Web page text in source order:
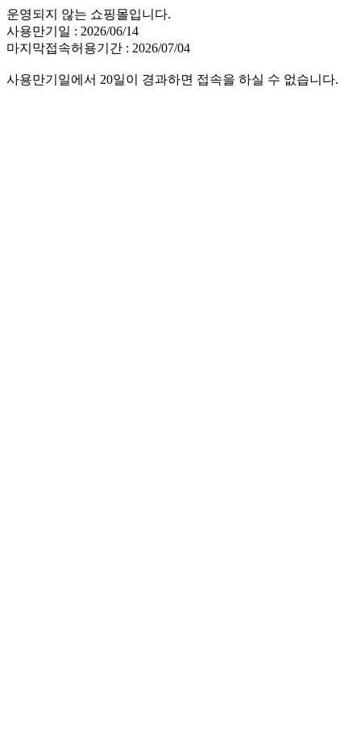
운영되지 않는 쇼핑몰입니다.
사용만기일 : 2026/06/14
마지막접속허용기간 : 2026/07/04
사용만기일에서 20일이 경과하면 접속을 하실 수 없습니다.